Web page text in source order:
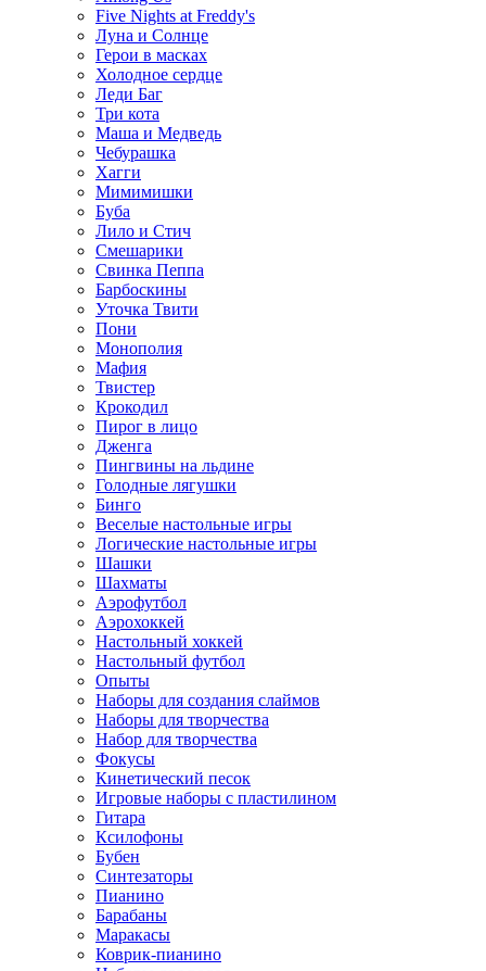
Five Nights at Freddy's
Луна и Солнце
Герои в масках
Холодное сердце
Леди Баг
Три кота
Маша и Медведь
Чебурашка
Хагги
Мимимишки
Буба
Лило и Стич
Смешарики
Свинка Пеппа
Барбоскины
Уточка Твити
Пони
Монополия
Мафия
Твистер
Крокодил
Пирог в лицо
Дженга
Пингвины на льдине
Голодные лягушки
Бинго
Веселые настольные игры
Логические настольные игры
Шашки
Шахматы
Аэрофутбол
Аэрохоккей
Настольный хоккей
Настольный футбол
Опыты
Наборы для создания слаймов
Наборы для творчества
Набор для творчества
Фокусы
Кинетический песок
Игровые наборы с пластилином
Гитара
Ксилофоны
Бубен
Синтезаторы
Пианино
Барабаны
Маракасы
Коврик-пианино